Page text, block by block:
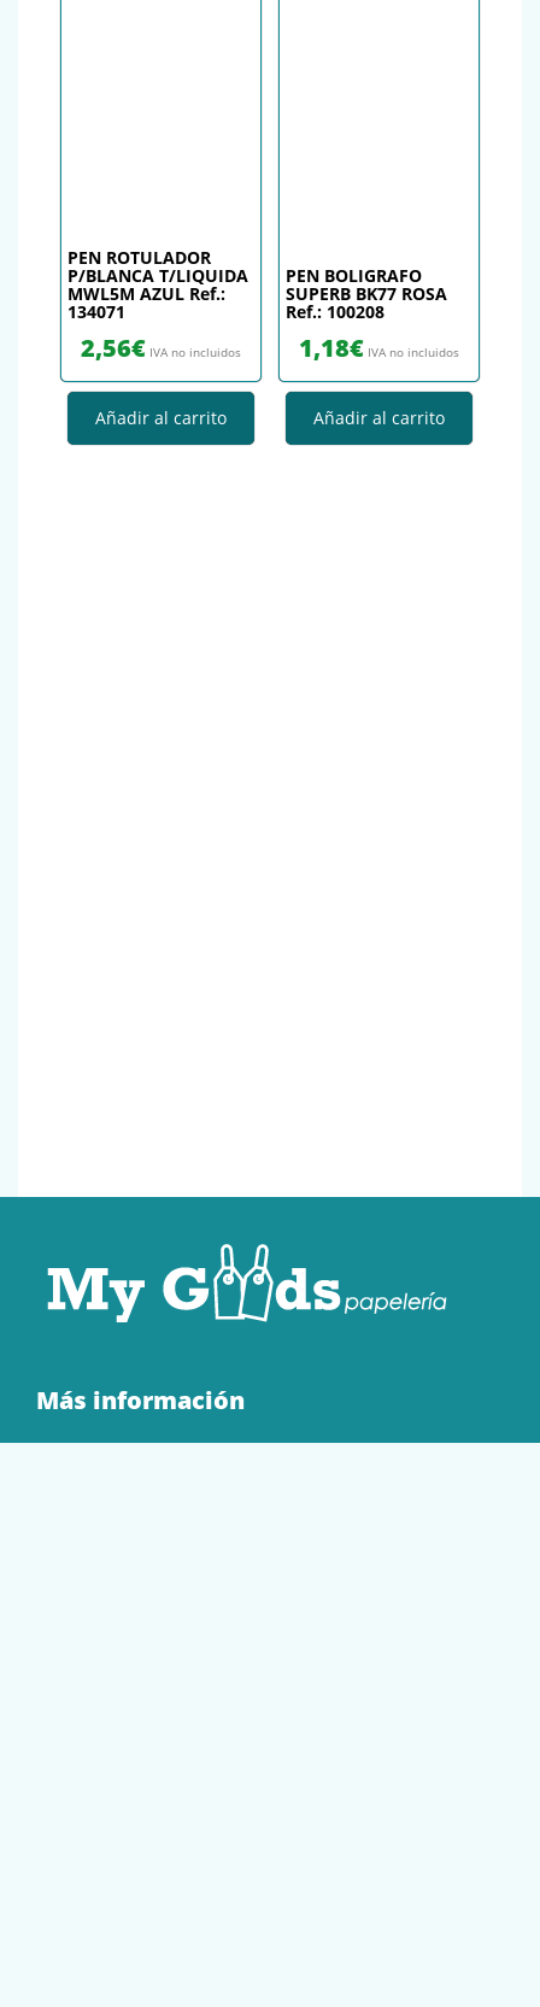
PEN ROTULADOR
P/BLANCA T/LIQUIDA
MWL5M AZUL Ref.:
134071
2,56€ IVA no incluidos
Añadir al carrito
PEN BOLIGRAFO
SUPERB BK77 ROSA
Ref.: 100208
1,18€ IVA no incluidos
Añadir al carrito
Más información